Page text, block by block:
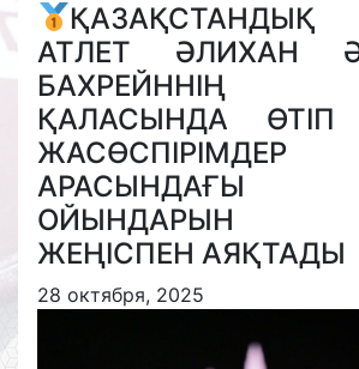
АТЛЕТ ӘЛИХАН
БАХРЕЙННІҢ
ҚАЛАСЫНДА ӨТІП
ЖАСӨСПІРІМДЕР
ОЙЫНДАРЫН
ЖЕҢІСПЕН АЯҚТАДЫ
28 октября, 2025